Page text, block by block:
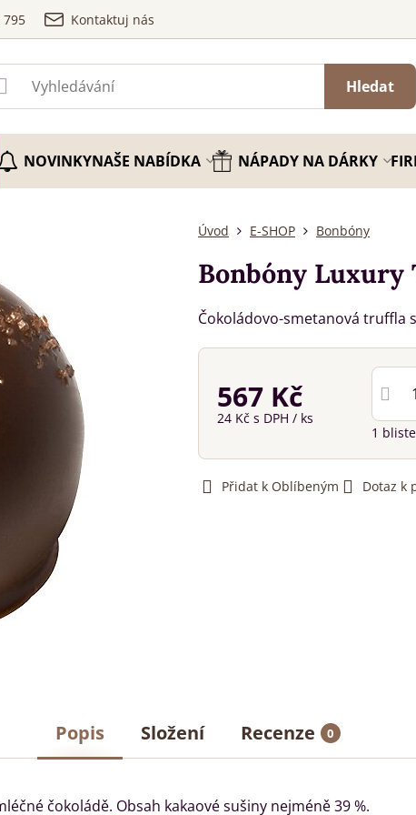
795 Kontaktuj nás
Hledat
NOVINKYNAŠE NABÍDKA NÁPADY NA DÁRKY
Úvod E-SHOP Bonbóny
Bonbóny Luxury
Čokoládovo-smetanová truffla
567 Kč
24 Kč s DPH / ks
1
Přidat k Oblíbeným Dotaz k
Popis Složení Recenze 0
čokoládě. Obsah kakaové sušiny nejméně 39 %.